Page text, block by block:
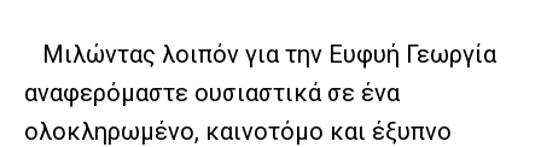
Μιλώντας λοιπόν για την Ευφυή Γεωργία
αναφερόμαστε ουσιαστικά σε ένα
ολοκληρωμένο, καινοτόμο και έξυπνο